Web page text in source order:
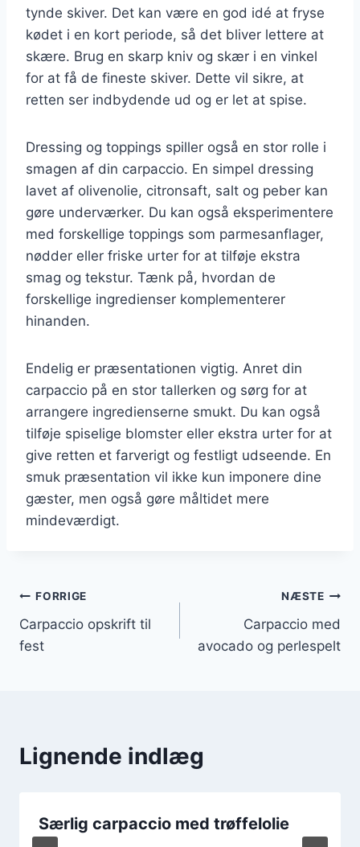
tynde skiver. Det kan være en god idé at fryse
kødet i en kort periode, så det bliver lettere at
skære. Brug en skarp kniv og skær i en vinkel
for at få de fineste skiver. Dette vil sikre, at
retten ser indbydende ud og er let at spise.
Dressing og toppings spiller også en stor rolle i
smagen af din carpaccio. En simpel dressing
lavet af olivenolie, citronsaft, salt og peber kan
gøre underværker. Du kan også eksperimentere
med forskellige toppings som parmesanflager,
nødder eller friske urter for at tilføje ekstra
smag og tekstur. Tænk på, hvordan de
forskellige ingredienser komplementerer
hinanden.
Endelig er præsentationen vigtig. Anret din
carpaccio på en stor tallerken og sørg for at
arrangere ingredienserne smukt. Du kan også
tilføje spiselige blomster eller ekstra urter for at
give retten et farverigt og festligt udseende. En
smuk præsentation vil ikke kun imponere dine
gæster, men også gøre måltidet mere
mindeværdigt.
Indlægsnavigation
FORRIGE
Carpaccio opskrift til
fest
NÆSTE
Carpaccio med
avocado og perlespelt
Lignende indlæg
Særlig carpaccio med trøffelolie